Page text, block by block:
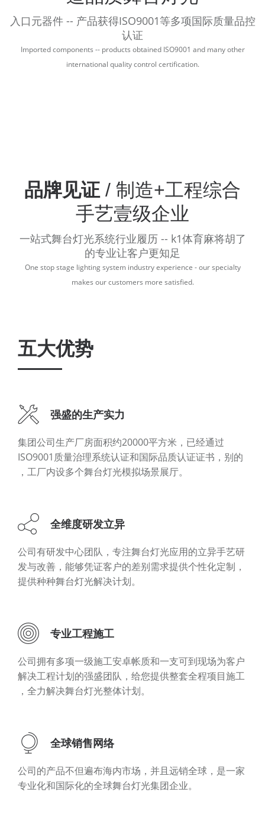
入口元器件 -- 产品获得ISO9001等多项国际质量品控
认证
Imported components -- products obtained ISO9001 and many other
international quality control certification.
品牌见证/ 制造+工程综合
手艺壹级企业
一站式舞台灯光系统行业履历 -- k1体育麻将胡了
的专业让客户更知足
One stop stage lighting system industry experience - our specialty
makes our customers more satisfied.
五大优势
强盛的生产实力
集团公司生产厂房面积约20000平方米 ，已经通过
ISO9001质量治理系统认证和国际品质认证证书 ，别的
，工厂内设多个舞台灯光模拟场景展厅。
全维度研发立异
公司有研发中心团队 ，专注舞台灯光应用的立异手艺研
发与改善 ，能够凭证客户的差别需求提供个性化定制 ，
提供种种舞台灯光解决计划。
专业工程施工
公司拥有多项一级施工安卓帐质和一支可到现场为客户
解决工程计划的强盛团队 ，给您提供整套全程项目施工
，全力解决舞台灯光整体计划。
全球销售网络
公司的产品不但遍布海内市场 ，并且远销全球 ，是一家
专业化和国际化的全球舞台灯光集团企业。